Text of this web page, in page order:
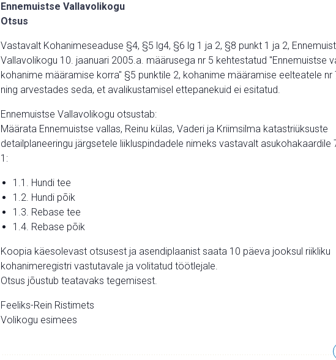
Ennemuistse Vallavolikogu
Otsus
Vastavalt Kohanimeseaduse §4, §5 lg4, §6 lg 1 ja 2, §8 punkt 1 ja 2,
Vallavolikogu 10. jaanuari 2005.a. määrusega nr 5 kehtestatud "Ennemuistse
kohanime määramise korra" §5 punktile 2, kohanime määramise eelteatele nr
ning arvestades seda, et avalikustamisel ettepanekuid ei esitatud.
Ennemuistse Vallavolikogu otsustab:
Määrata Ennemuistse vallas, Reinu külas, Vaderi ja Kriimsilma katastriüksuste
detailplaneeringu järgsetele liikluspindadele nimeks vastavalt asukohakaardile
1:
1.1. Hundi tee
1.2. Hundi põik
1.3. Rebase tee
1.4. Rebase põik
Koopia käesolevast otsusest ja asendiplaanist saata 10 päeva jooksul riikliku
kohanimeregistri vastutavale ja volitatud töötlejale.
Otsus jõustub teatavaks tegemisest.
Feeliks-Rein Ristimets
Volikogu esimees